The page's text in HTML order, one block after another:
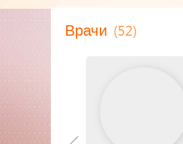
Врачи (52)